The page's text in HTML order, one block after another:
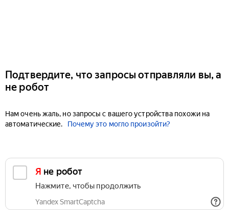
Подтвердите, что запросы отправляли вы, а
не робот
Нам очень жаль, но запросы с вашего устройства похожи на
автоматические.
Почему это могло произойти?
Я не робот
Нажмите, чтобы продолжить
Yandex SmartCaptcha